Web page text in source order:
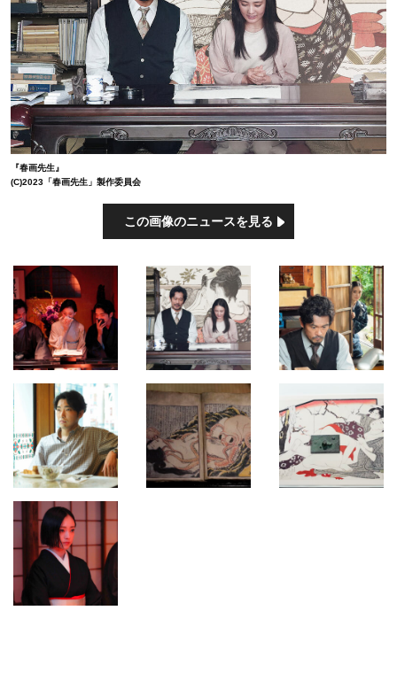
『春画先生』
(C)2023「春画先生」製作委員会
この画像のニュースを見る